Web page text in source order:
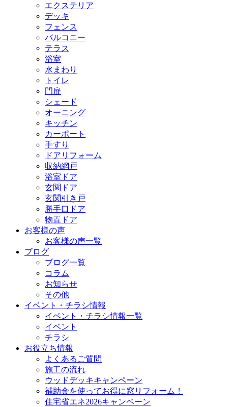
エクステリア
デッキ
フェンス
バルコニー
テラス
浴室
水まわり
トイレ
門扉
シェード
オーニング
キッチン
カーポート
手すり
ドアリフォーム
収納網戸
浴室ドア
玄関ドア
玄関引き戸
勝手口ドア
物置ドア
お客様の声
お客様の声一覧
ブログ
ブログ一覧
コラム
お知らせ
その他
イベント・チラシ情報
イベント・チラシ情報一覧
イベント
チラシ
お役立ち情報
よくあるご質問
施工の流れ
ウッドデッキキャンペーン
補助金を使ってお得に窓リフォーム！
住宅省エネ2026キャンペーン